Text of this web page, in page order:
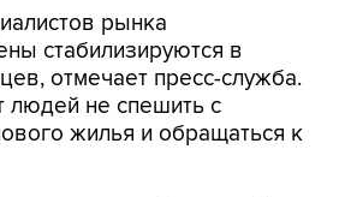
рынка
стабилизируются в
отмечает пресс-служба.
людей не спешить с
жилья и обращаться к